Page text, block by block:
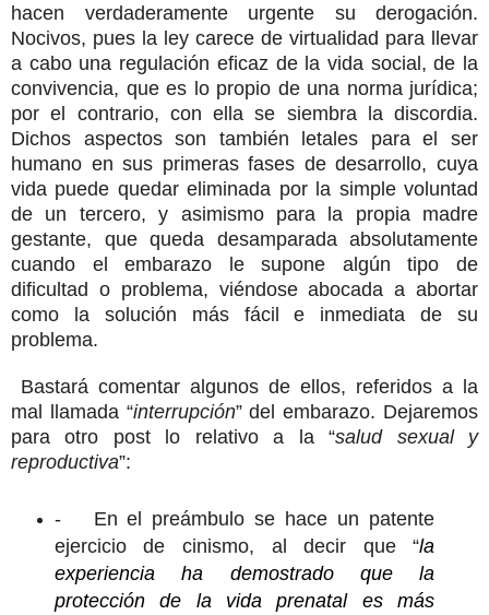
hacen verdaderamente urgente su derogación.
Nocivos, pues la ley carece de virtualidad para llevar
a cabo una regulación eficaz de la vida social, de la
convivencia, que es lo propio de una norma jurídica;
por el contrario, con ella se siembra la discordia.
Dichos aspectos son también letales para el ser
humano en sus primeras fases de desarrollo, cuya
vida puede quedar eliminada por la simple voluntad
de un tercero, y asimismo para la propia madre
gestante, que queda desamparada absolutamente
cuando el embarazo le supone algún tipo de
dificultad o problema, viéndose abocada a abortar
como la solución más fácil e inmediata de su
problema.
Bastará comentar algunos de ellos, referidos a la
mal llamada “interrupción” del embarazo. Dejaremos
para otro post lo relativo a la “salud sexual y
reproductiva”:
-
En el preámbulo se hace un patente
ejercicio de cinismo, al decir que “la
experiencia ha demostrado que la
protección de la vida prenatal es más